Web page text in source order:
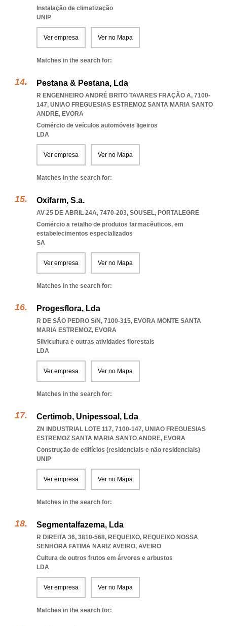
Instalação de climatização
UNIP
Ver empresa Ver no Mapa
Matches in the search for:
Pestana & Pestana, Lda
R ENGENHEIRO ANDRÉ BRITO TAVARES FRAÇÃO A, 7100-
147, UNIAO FREGUESIAS ESTREMOZ SANTA MARIA SANTO
ANDRE, EVORA
Comércio de veículos automóveis ligeiros
LDA
Ver empresa Ver no Mapa
Matches in the search for:
Oxifarm, S.a.
AV 25 DE ABRIL 24A, 7470-203, SOUSEL, PORTALEGRE
Comércio a retalho de produtos farmacêuticos, em
estabelecimentos especializados
SA
Ver empresa Ver no Mapa
Matches in the search for:
Progesflora, Lda
R DE SÃO PEDRO S/N, 7100-315, EVORA MONTE SANTA
MARIA ESTREMOZ, EVORA
Silvicultura e outras atividades florestais
LDA
Ver empresa Ver no Mapa
Matches in the search for:
Certimob, Unipessoal, Lda
ZN INDUSTRIAL LOTE 117, 7100-147, UNIAO FREGUESIAS
ESTREMOZ SANTA MARIA SANTO ANDRE, EVORA
Construção de edifícios (residenciais e não residenciais)
UNIP
Ver empresa Ver no Mapa
Matches in the search for:
Segmentalfazema, Lda
R DIREITA 36, 3810-568, REQUEIXO, REQUEIXO NOSSA
SENHORA FATIMA NARIZ AVEIRO, AVEIRO
Cultura de outros frutos em árvores e arbustos
LDA
Ver empresa Ver no Mapa
Matches in the search for: